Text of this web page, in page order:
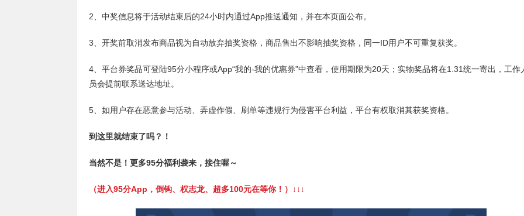
2、中奖信息将于活动结束后的24小时内通过App推送通知，并在本页面公布。
3、开奖前取消发布商品视为自动放弃抽奖资格，商品售出不影响抽奖资格，同一ID用户不可重复获奖。
4、平台券奖品可登陆95分小程序或App“我的-我的优惠券”中查看，使用期限为20天；实物奖品将在1.31统一寄出，工作
员会提前联系送达地址。
5、如用户存在恶意参与活动、弄虚作假、刷单等违规行为侵害平台利益，平台有权取消其获奖资格。
到这里就结束了吗？！
当然不是！ 更多95分福利袭来，接住喔～
（进入95分App，倒钩、权志龙、超多100元在等你！）↓↓↓